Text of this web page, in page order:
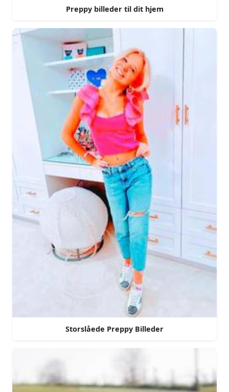
Preppy billeder til dit hjem
Storslåede Preppy Billeder